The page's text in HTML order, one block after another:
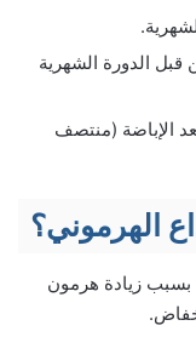
قبل الدورة الشهرية
الإباضة (منتصف
الهرموني؟
بسبب زيادة هرمون